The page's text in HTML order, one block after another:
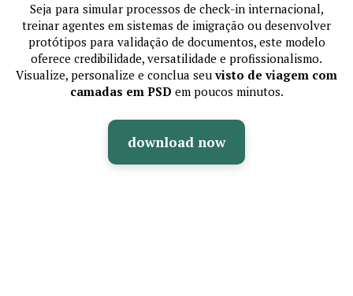
Seja para simular processos de check-in internacional,
treinar agentes em sistemas de imigração ou desenvolver
protótipos para validação de documentos, este modelo
oferece credibilidade, versatilidade e profissionalismo.
Visualize, personalize e conclua seuvisto de viagem com
camadas em PSD em poucos minutos.
download now